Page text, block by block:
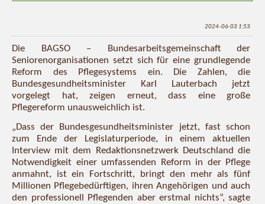
2024-06-03 1:53
Die BAGSO – Bundesarbeitsgemeinschaft der
Seniorenorganisationen setzt sich für eine grundlegende
Reform des Pflegesystems ein. Die Zahlen, die
Bundesgesundheitsminister Karl Lauterbach jetzt
vorgelegt hat, zeigen erneut, dass eine große
Pflegereform unausweichlich ist.
„Dass der Bundesgesundheitsminister jetzt, fast schon
zum Ende der Legislaturperiode, in einem aktuellen
Interview mit dem Redaktionsnetzwerk Deutschland die
Notwendigkeit einer umfassenden Reform in der Pflege
anmahnt, ist ein Fortschritt, bringt den mehr als fünf
Millionen Pflegebedürftigen, ihren Angehörigen und auch
den professionell Pflegenden aber erstmal nichts“, sagte